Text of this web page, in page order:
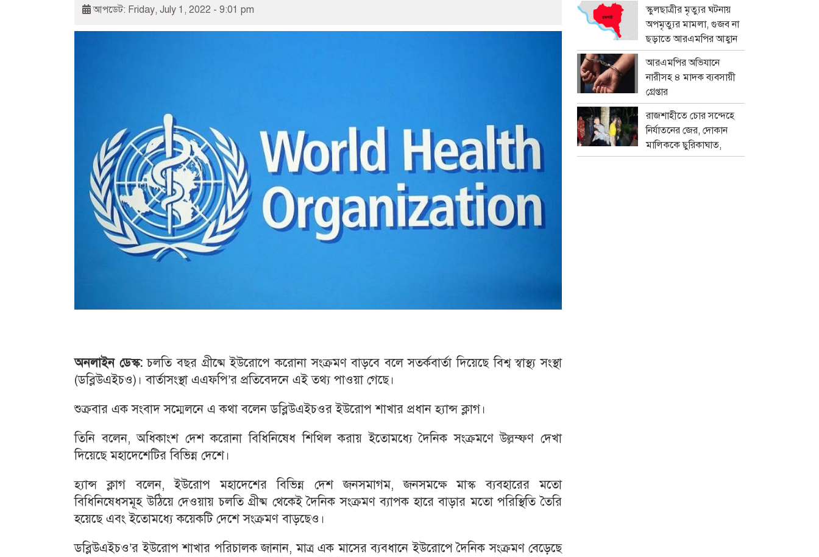
আপডেট: Friday, July 1, 2022 - 9:01 pm
অনলাইন ডেস্ক:চলতি বছর গ্রীষ্মে ইউরোপে করোনা সংক্রমণ বাড়বে বলে সতর্কবার্তা দিয়েছে বিশ্ব স্বাস্থ্য সংস্থা
(ডব্লিউএইচও)। বার্তাসংস্থা এএফপি’র প্রতিবেদনে এই তথ্য পাওয়া গেছে।
শুক্রবার এক সংবাদ সম্মেলনে এ কথা বলেন ডব্লিউএইচওর ইউরোপ শাখার প্রধান হ্যান্স ক্লাগ।
তিনি বলেন, অধিকাংশ দেশ করোনা বিধিনিষেধ শিথিল করায় ইতোমধ্যে দৈনিক সংক্রমণে উল্লম্ফণ দেখা
দিয়েছে মহাদেশেটির বিভিন্ন দেশে।
হ্যান্স ক্লাগ বলেন, ইউরোপ মহাদেশের বিভিন্ন দেশ জনসমাগম, জনসমক্ষে মাস্ক ব্যবহারের মতো
বিধিনিষেধসমূহ উঠিয়ে দেওয়ায় চলতি গ্রীষ্ম থেকেই দৈনিক সংক্রমণ ব্যাপক হারে বাড়ার মতো পরিস্থিতি তৈরি
হয়েছে এবং ইতোমধ্যে কয়েকটি দেশে সংক্রমণ বাড়ছেও।
ডব্লিউএইচও’র ইউরোপ শাখার পরিচালক জানান, মাত্র এক মাসের ব্যবধানে ইউরোপে দৈনিক সংক্রমণ বেড়েছে
স্কুলছাত্রীর মৃত্যুর ঘটনায়
অপমৃত্যুর মামলা, গুজব না
ছড়াতে আরএমপির আহ্বান
আরএমপির অভিযানে
নারীসহ ৪ মাদক ব্যবসায়ী
গ্রেপ্তার
রাজশাহীতে চোর সন্দেহে
নির্যাতনের জের, দোকান
মালিককে ছুরিকাঘাত,
মামলা